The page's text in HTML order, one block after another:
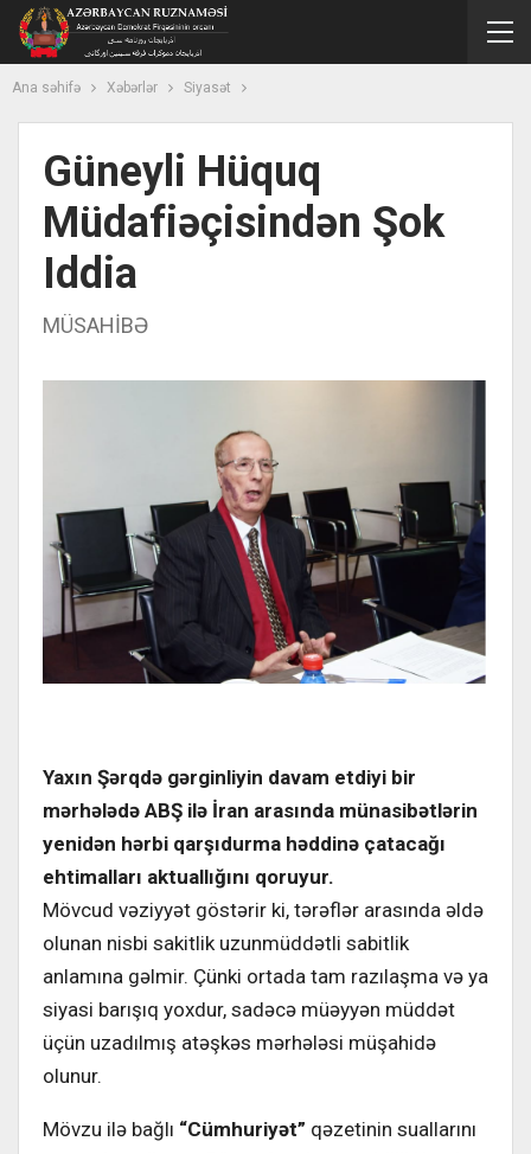
Ana səhifə Xəbərlər Siyasət
Güneyli Hüquq
Müdafiəçisindən Şok
Iddia
MÜSAHİBƏ
Yaxın Şərqdə gərginliyin davam etdiyi bir
mərhələdə ABŞ ilə İran arasında münasibətlərin
yenidən hərbi qarşıdurma həddinə çatacağı
ehtimalları aktuallığını qoruyur.
Mövcud vəziyyət göstərir ki, tərəflər arasında əldə
olunan nisbi sakitlik uzunmüddətli sabitlik
anlamına gəlmir. Çünki ortada tam razılaşma və ya
siyasi barışıq yoxdur, sadəcə müəyyən müddət
üçün uzadılmış atəşkəs mərhələsi müşahidə
olunur.
Mövzu ilə bağlı “Cümhuriyət” qəzetinin suallarını